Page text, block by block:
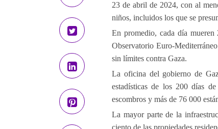
23 de abril de 2024, con al
niños, incluidos los que se
En promedio, cada día
Observatorio Euro-
sin límites contra Gaza.
La oficina del gobierno de
estadísticas de los 200 días
escombros y más de 76 000
La mayor parte de la
ciento de las propiedades